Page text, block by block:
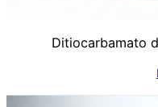
Ditiocarbamato